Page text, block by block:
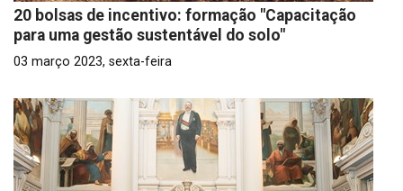
20 bolsas de incentivo: formação "Capacitação
para uma gestão sustentável do solo"
03 março 2023, sexta-feira